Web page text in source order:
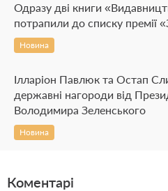
Одразу дві книги
потрапили до списку премії
Новина
Ілларіон Павлюк та Остап
державні нагороди від
Володимира Зеленського
Новина
Коментарі